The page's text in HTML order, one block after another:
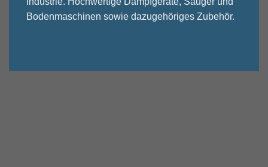
Bodenmaschinen sowie dazugehöriges Zubehör.